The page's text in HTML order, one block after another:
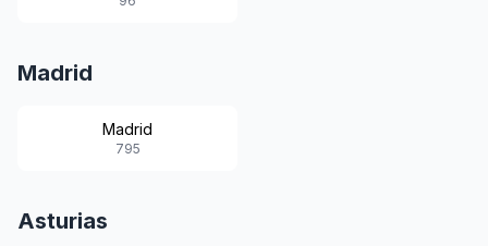
Madrid
Madrid
795
Asturias